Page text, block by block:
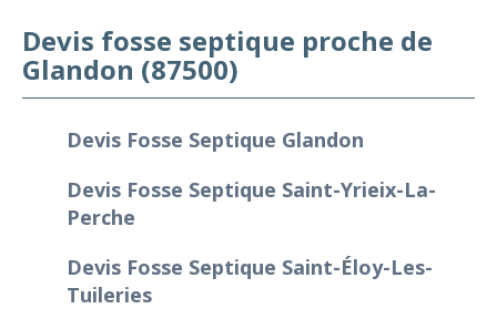
Devis fosse septique proche de
Glandon (87500)
Devis Fosse Septique Glandon
Devis Fosse Septique Saint-Yrieix-La-
Perche
Devis Fosse Septique Saint-Éloy-Les-
Tuileries